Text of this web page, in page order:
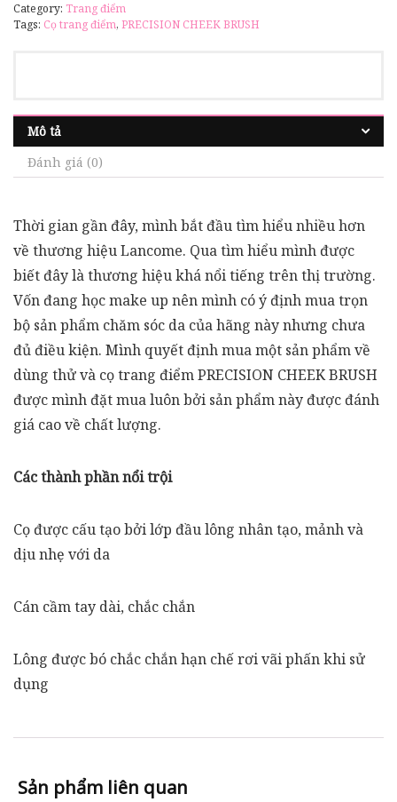
Category: Trang điểm
Tags: Cọ trang điểm, PRECISION CHEEK BRUSH
Mô tả
Đánh giá (0)
Thời gian gần đây, mình bắt đầu tìm hiểu nhiều hơn
về thương hiệu Lancome. Qua tìm hiểu mình được
biết đây là thương hiệu khá nổi tiếng trên thị trường.
Vốn đang học make up nên mình có ý định mua trọn
bộ sản phẩm chăm sóc da của hãng này nhưng chưa
đủ điều kiện. Mình quyết định mua một sản phẩm về
dùng thử và cọ trang điểm PRECISION CHEEK BRUSH
được mình đặt mua luôn bởi sản phẩm này được đánh
giá cao về chất lượng.
Các thành phần nổi trội
Cọ được cấu tạo bởi lớp đầu lông nhân tạo, mảnh và
dịu nhẹ với da
Cán cầm tay dài, chắc chắn
Lông được bó chắc chắn hạn chế rơi vãi phấn khi sử
dụng
Sản phẩm liên quan